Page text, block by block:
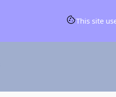
This site